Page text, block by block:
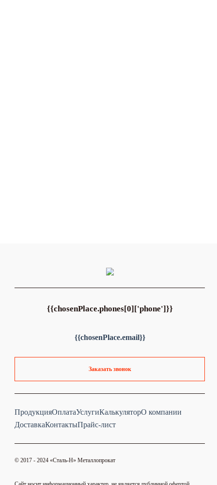
ПродукцияОплатаУслугиКалькуляторО компании
ДоставкаКонтактыПрайс-лист
{{chosenPlace.phones[0]['phone']}}
{{chosenPlace.email}}
Заказать звонок
© 2017 - 2024 «Cталь-Н» Металлопрокат